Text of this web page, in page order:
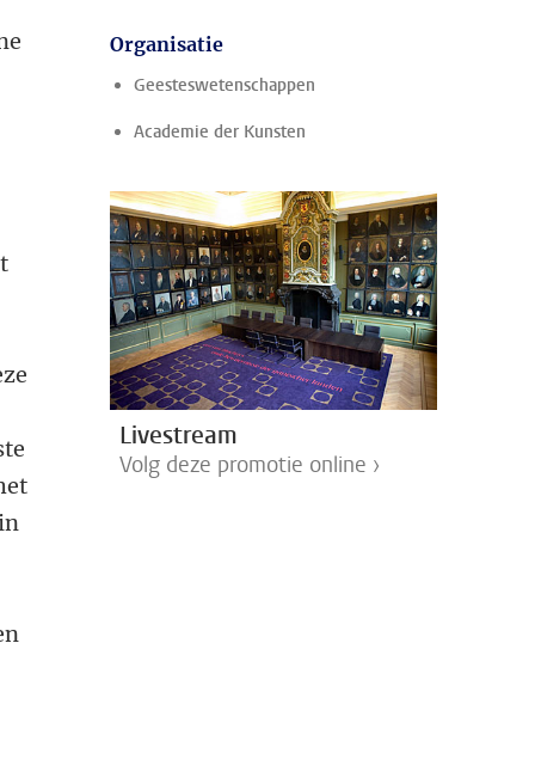
Organisatie
Geesteswetenschappen
Academie der Kunsten
Livestream
Volg deze promotie online ›